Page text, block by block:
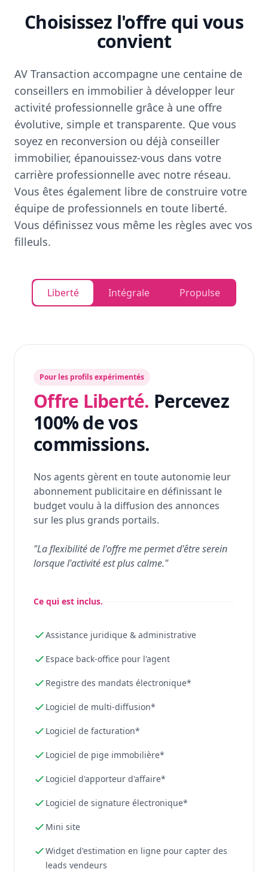
Choisissez l'offre qui vous
convient
AV Transaction accompagne une centaine de
conseillers en immobilier à développer leur
activité professionnelle grâce à une offre
évolutive, simple et transparente. Que vous
soyez en reconversion ou déjà conseiller
immobilier, épanouissez-vous dans votre
carrière professionnelle avec notre réseau.
Vous êtes également libre de construire votre
équipe de professionnels en toute liberté.
Vous définissez vous même les règles avec vos
filleuls.
Liberté Intégrale Propulse
Pour les profils expérimentés
Offre Liberté. Percevez
100% de vos
commissions.
Nos agents gèrent en toute autonomie leur
abonnement publicitaire en définissant le
budget voulu à la diffusion des annonces
sur les plus grands portails.
"La flexibilité de l'offre me permet d'être serein
lorsque l'activité est plus calme."
Ce qui est inclus.
Assistance juridique & administrative
Espace back-office pour l'agent
Registre des mandats électronique*
Logiciel de multi-diffusion*
Logiciel de facturation*
Logiciel de pige immobilière*
Logiciel d'apporteur d'affaire*
Logiciel de signature électronique*
Mini site
Widget d'estimation en ligne pour capter des
leads vendeurs